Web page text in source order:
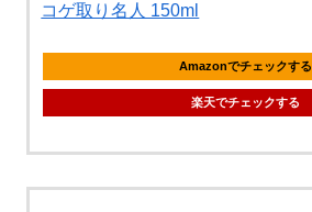
コゲ取り名人 150ml
Amazonでチェックする
楽天でチェックする